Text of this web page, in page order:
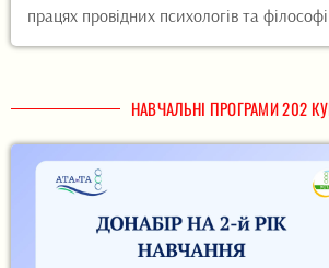
працях провідних психологів та
НАВЧАЛЬНІ ПРОГРАМИ 202